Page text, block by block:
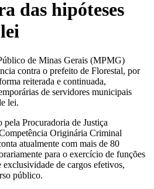
das hipóteses
de Minas Gerais (MPMG)
contra o prefeito de Florestal, por
reiterada e continuada,
de servidores municipais
lei.
Procuradoria de Justiça
Originária Criminal
atualmente com mais de 80
para o exercício de funções
exclusividade de cargos efetivos,
público.